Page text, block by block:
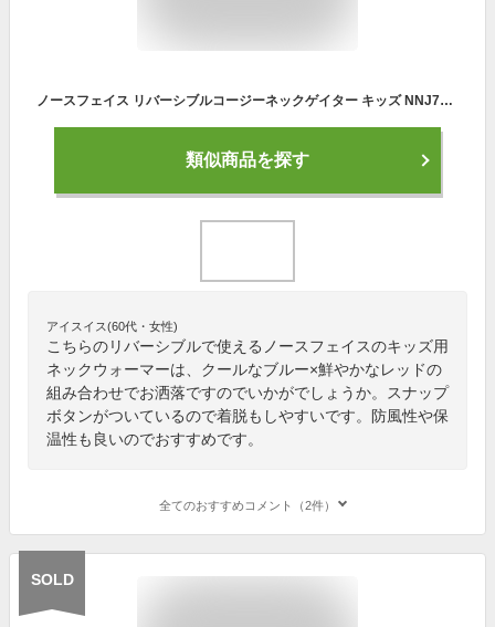
ノースフェイス リバーシブルコージーネックゲイター キッズ NNJ72200 ラピスブルー(LB) 2022秋冬 ジュニア 子供 マフラー ネックウォーマー THE NORTH FACE 【202210B】
類似商品を探す
アイスイス(60代・女性)
こちらのリバーシブルで使えるノースフェイスのキッズ用
ネックウォーマーは、クールなブルー×鮮やかなレッドの
組み合わせでお洒落ですのでいかがでしょうか。スナップ
ボタンがついているので着脱もしやすいです。防風性や保
温性も良いのでおすすめです。
全てのおすすめコメント（2件）
SOLD